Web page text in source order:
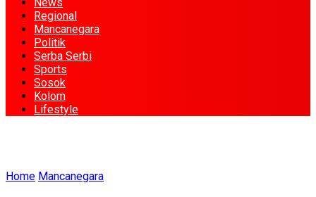
Regional
Mancanegara
Politik
Serba Serbi
Sports
Sosok
Kolom
Lifestyle
Home Mancanegara